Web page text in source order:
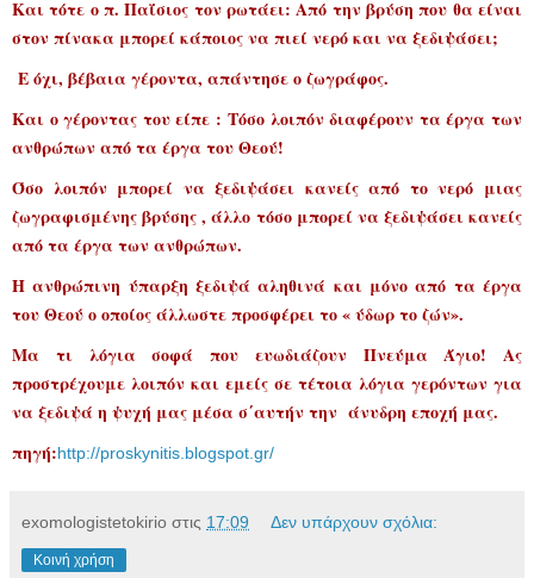
Και τότε ο π. Παΐσιος τον ρωτάει: Από την βρύση που θα είναι
στον πίνακα μπορεί κάποιος να πιεί νερό και να ξεδιψάσει;
Ε όχι, βέβαια γέροντα, απάντησε ο ζωγράφος.
Και ο γέροντας του είπε : Τόσο λοιπόν διαφέρουν τα έργα των
ανθρώπων από τα έργα του Θεού!
Όσο λοιπόν μπορεί να ξεδιψάσει κανείς από το νερό μιας
ζωγραφισμένης βρύσης , άλλο τόσο μπορεί να ξεδιψάσει κανείς
από τα έργα των ανθρώπων.
Η ανθρώπινη ύπαρξη ξεδιψά αληθινά και μόνο από τα έργα
του Θεού ο οποίος άλλωστε προσφέρει το « ύδωρ το ζών».
Μα τι λόγια σοφά που ευωδιάζουν Πνεύμα Άγιο! Ας
προστρέχουμε λοιπόν και εμείς σε τέτοια λόγια γερόντων για
να ξεδιψά η ψυχή μας μέσα σ΄αυτήν την άνυδρη εποχή μας.
πηγή:http://proskynitis.blogspot.gr/
exomologistetokirio στις 17:09 Δεν υπάρχουν σχόλια:
Κοινή χρήση